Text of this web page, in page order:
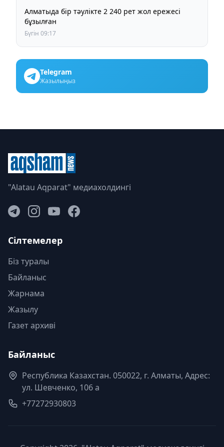
Алматыда бір тәулікте 2 240 рет жол ережесі
бұзылған
Бүгін 09:17
Telegram
Жазылыңыз
"Alatau Aqparat" медиахолдингі
Сілтемелер
Біз туралы
Байланыс
Жарнама
Жазылу
Газет архиві
Байланыс
Республика Казахстан. 050022, г. Алматы, Адрес:
ул. Шевченко, 106 а
+77272930803